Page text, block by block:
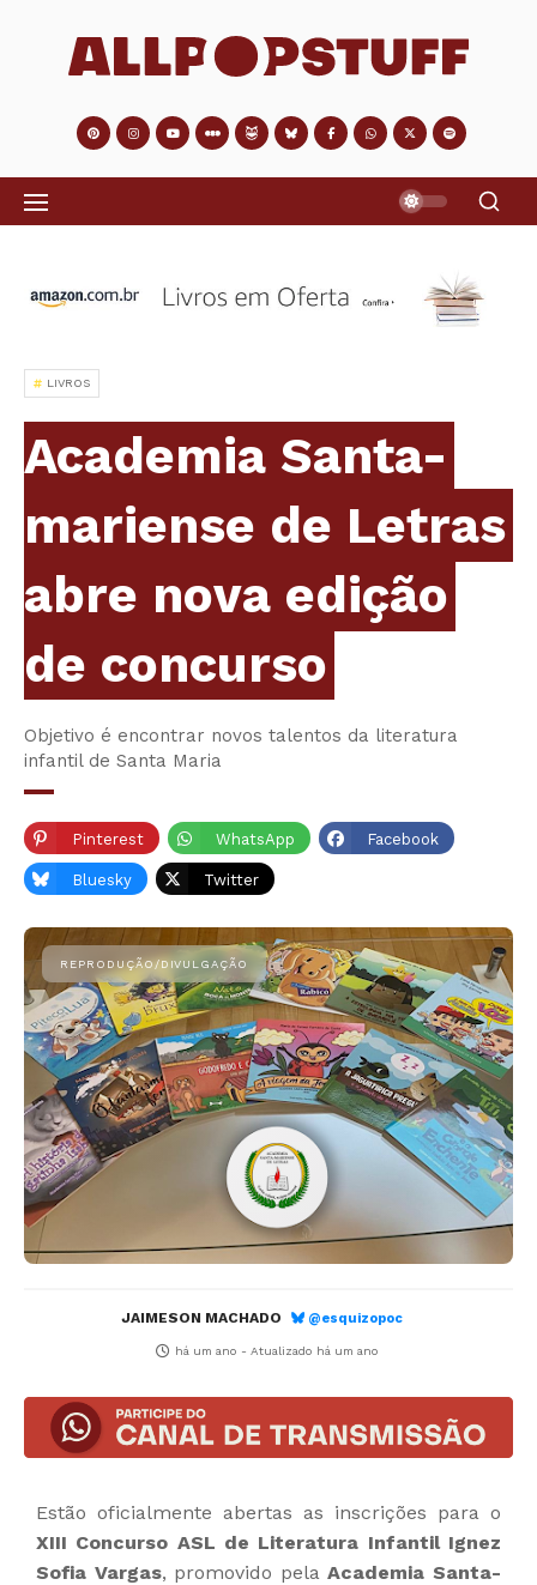
LIVROS
Academia Santa-
mariense de Letras
abre nova edição
de concurso
Objetivo é encontrar novos talentos da literatura
infantil de Santa Maria
Pinterest WhatsApp Facebook
Bluesky Twitter
JAIMESON MACHADO @esquizopoc
há um ano - Atualizado há um ano
Estão oficialmente abertas as inscrições para o
XIII Concurso ASL de Literatura Infantil Ignez
Sofia Vargas, promovido pelaAcademia Santa-